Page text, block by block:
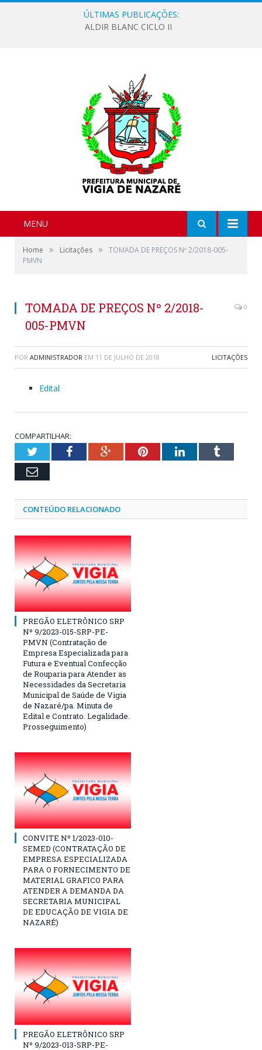
ÚLTIMAS PUBLICAÇÕES:
ALDIR BLANC CICLO II
MENU
Home » Licitações »
TOMADA DE PREÇOS Nº 2/2018-005-
PMVN
TOMADA DE PREÇOS Nº 2/2018-
005-PMVN
0
POR ADMINISTRADOR EM 11 DE JULHO DE 2018 LICITAÇÕES
Edital
COMPARTILHAR:
TwitterFacebookGoogle+PinterestLinkedInTumblr
Email
CONTEÚDO RELACIONADO
PREGÃO ELETRÔNICO SRP
Nº 9/2023-015-SRP-PE-
PMVN (Contratação de
Empresa Especializada para
Futura e Eventual Confecção
de Rouparia para Atender as
Necessidades da Secretaria
Municipal de Saúde de Vigia
de Nazaré/pa. Minuta de
Edital e Contrato. Legalidade.
Prosseguimento)
CONVITE Nº 1/2023-010-
SEMED (CONTRATAÇÃO DE
EMPRESA ESPECIALIZADA
PARA O FORNECIMENTO DE
MATERIAL GRAFICO PARA
ATENDER A DEMANDA DA
SECRETARIA MUNICIPAL
DE EDUCAÇÃO DE VIGIA DE
NAZARÉ)
PREGÃO ELETRÔNICO SRP
Nº 9/2023-013-SRP-PE-